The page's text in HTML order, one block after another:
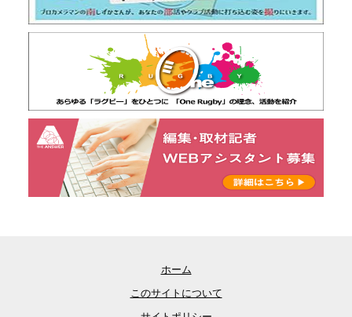
ホーム
このサイトについて